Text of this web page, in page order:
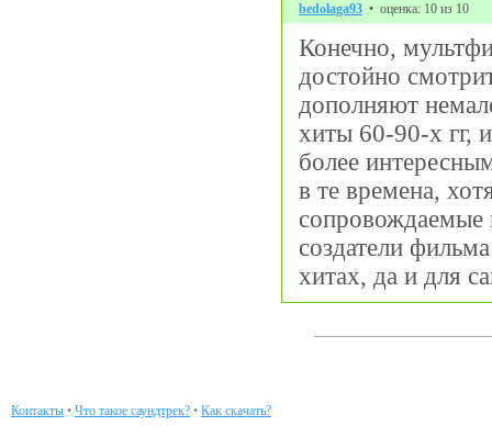
bedolaga93 • оценка: 10 из 10
Конечно,
достойно
дополняют
хиты 60-90-х гг,
более
в те времена,
сопровождаемые
создатели
хитах, да и для
Контакты • Что такое саундтрек? • Как скачать?